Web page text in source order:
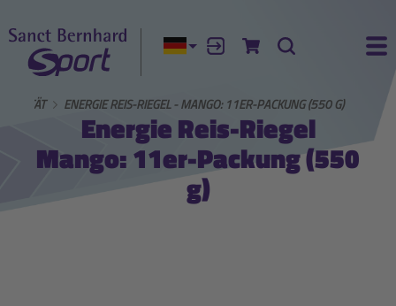
Aktuelle Sprache:
AnmeldenZum Warenkorb
Suche
ENERGIE REIS-RIEGEL - MANGO: 11ER-PACKUNG (550 G)
Energie Reis-Riegel
Mango: 11er-Packung (550
g)